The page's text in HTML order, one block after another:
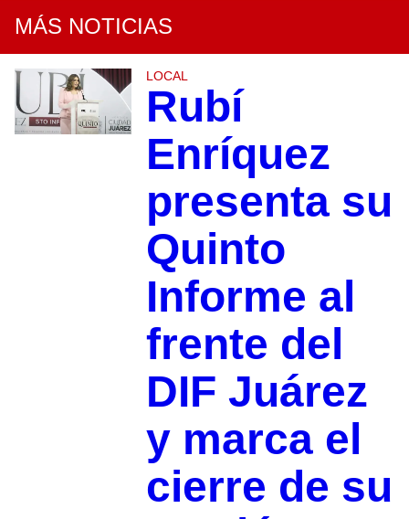
MÁS NOTICIAS
LOCAL
Rubí
Enríquez
presenta su
Quinto
Informe al
frente del
DIF Juárez
y marca el
cierre de su